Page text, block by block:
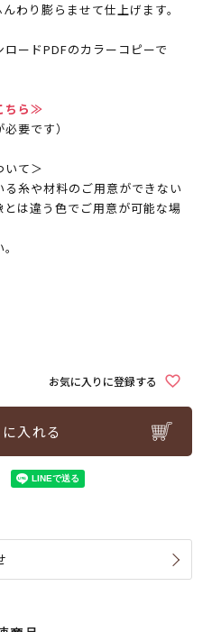
わり膨らませて仕上げます。
ードPDFのカラーコピーで
ちら≫
要です）
いて＞
糸や材料のご用意ができない
は違う色でご用意が可能な場
お気に入りに登録する
入れる